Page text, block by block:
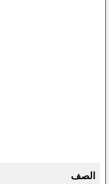
الصف